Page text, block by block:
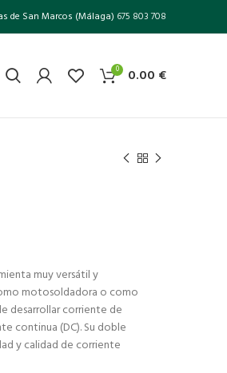
de San Marcos (Málaga) 675 803 708
0 0.00 €
muy versátil y
motosoldadora o como
desarrollar corriente de
continua (DC). Su doble
y calidad de corriente